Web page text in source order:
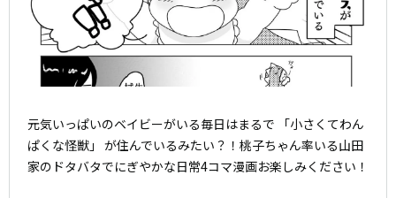
元気いっぱいのベイビーがいる毎日はまるで 「小さくてわん
ぱくな怪獣」 が住んでいるみたい？！桃子ちゃん率いる山田
家のドタバタでにぎやかな日常4コマ漫画お楽しみください！